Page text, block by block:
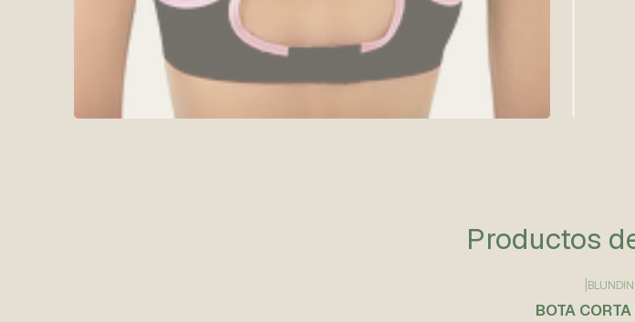
Productos
BOTA